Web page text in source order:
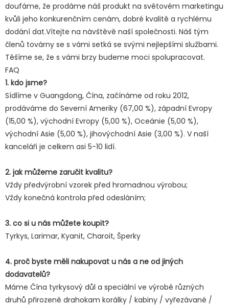
doufáme, že prodáme náš produkt na světovém marketingu
kvůli jeho konkurenčním cenám, dobré kvalitě a rychlému
dodání dat.Vítejte na návštěvě naší společnosti. Náš tým
členů továrny se s vámi setká se svými nejlepšími službami.
Těšíme se, že s vámi brzy budeme moci spolupracovat.
FAQ
1. kdo jsme?
Sídlíme v Guangdong, Čína, začínáme od roku 2012,
prodáváme do Severní Ameriky (67,00 %), západní Evropy
(15,00 %), východní Evropy (5,00 %), Oceánie (5,00 %),
východní Asie (5,00 %), jihovýchodní Asie (3,00 %). V naší
kanceláři je celkem asi 5-10 lidí.
2. jak můžeme zaručit kvalitu?
Vždy předvýrobní vzorek před hromadnou výrobou;
Vždy konečná kontrola před odesláním;
3. co si u nás můžete koupit?
Tyrkys, Larimar, Kyanit, Charoit, Šperky
4. proč byste měli nakupovat u nás a ne od jiných
dodavatelů?
Máme Čína tyrkysový důl a speciální ve výrobě různých
druhů přirozeně drahokam korálky / kabiny / vyřezávané /